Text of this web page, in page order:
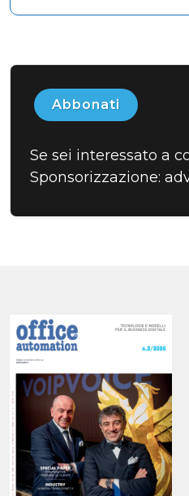
Abbonati
Se sei interessato a
Sponsorizzazione: